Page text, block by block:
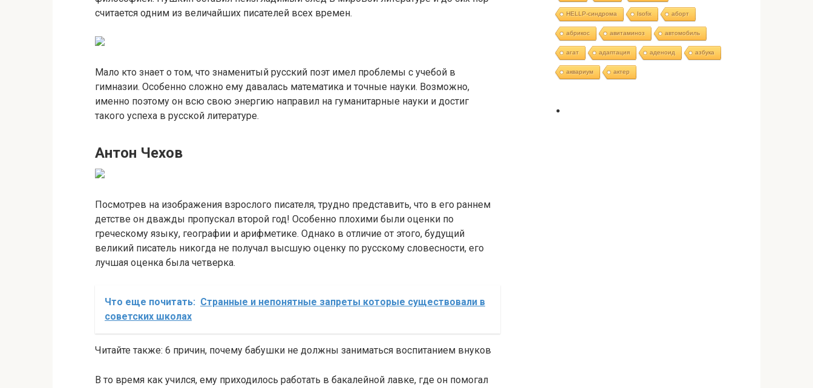
считается одним из величайших писателей всех времен.
Мало кто знает о том, что знаменитый русский поэт имел проблемы с учебой в
гимназии. Особенно сложно ему давалась математика и точные науки. Возможно,
именно поэтому он всю свою энергию направил на гуманитарные науки и достиг
такого успеха в русской литературе.
Антон Чехов
Посмотрев на изображения взрослого писателя, трудно представить, что в его раннем
детстве он дважды пропускал второй год! Особенно плохими были оценки по
греческому языку, географии и арифметике. Однако в отличие от этого, будущий
великий писатель никогда не получал высшую оценку по русскому словесности, его
лучшая оценка была четверка.
Что еще почитать: Странные и непонятные запреты которые существовали в
советских школах
Читайте также: 6 причин, почему бабушки не должны заниматься воспитанием внуков
В то время как учился, ему приходилось работать в бакалейной лавке, где он помогал
HELLP-синдрома Isofix аборт
абрикос авитаминоз автомобиль
агат адаптация аденоид азбука
аквариум актер